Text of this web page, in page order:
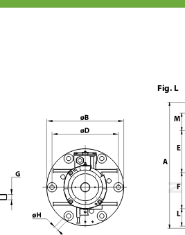
N
L
F
E
M
A
Fig. L